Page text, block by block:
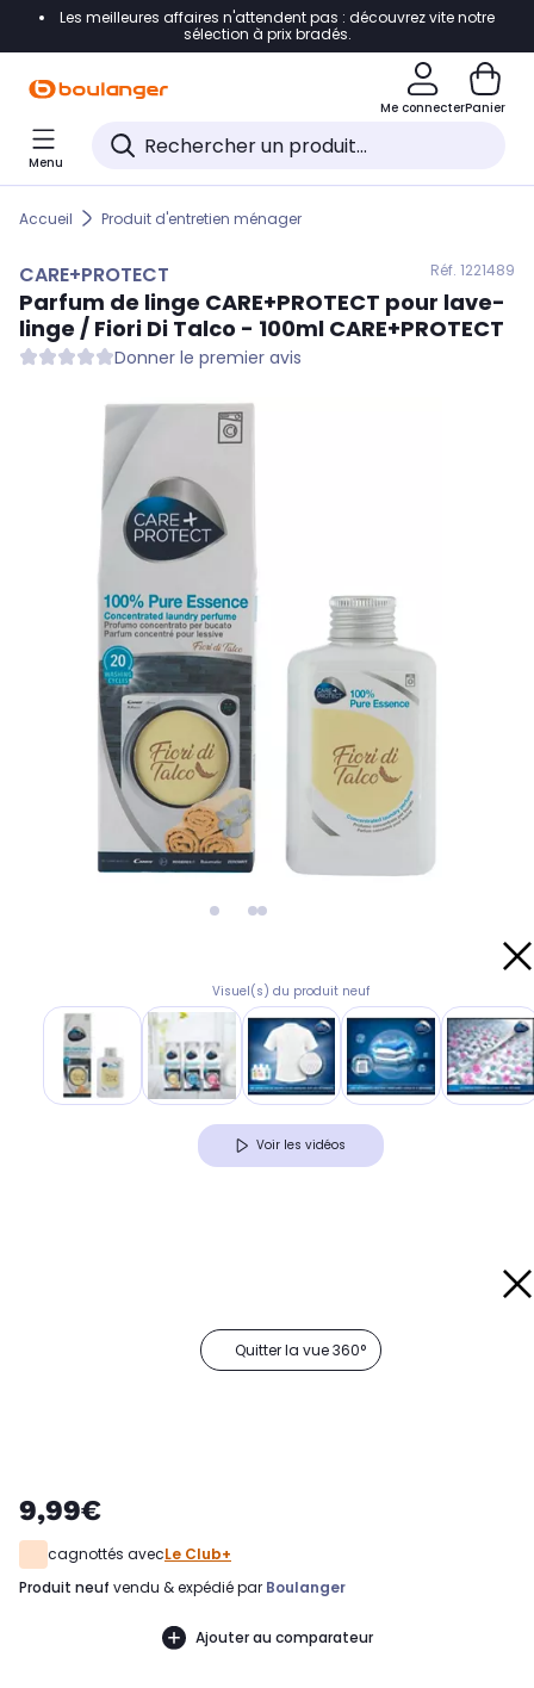
Accéder directement à la navigation
Accéder directement au pied de page
Accéder directement au chatbot
Les meilleures affaires n'attendent pas : découvrez vite notre
sélection à prix bradés.
Me connecterPanier
Menu
Accueil Produit d'entretien ménager
CARE+PROTECT Réf. 1221489
Parfum de linge CARE+PROTECT pour lave-
linge / Fiori Di Talco - 100ml CARE+PROTECT
Donner le premier avis
Visuel(s) du produit neuf
Voir les vidéos
Quitter la vue 360°
9,99€
cagnottés avecLe Club+
produit neuf vendu & expédié par Boulanger
Ajouter au comparateur